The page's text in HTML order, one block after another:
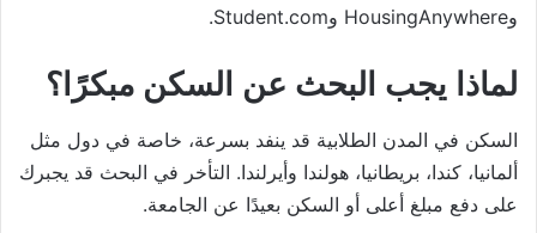
وHousingAnywhere وStudent.com.
لماذا يجب البحث عن السكن مبكرًا؟
السكن في المدن الطلابية قد ينفد بسرعة، خاصة في دول مثل
ألمانيا، كندا، بريطانيا، هولندا وأيرلندا. التأخر في البحث قد يجبرك
على دفع مبلغ أعلى أو السكن بعيدًا عن الجامعة.